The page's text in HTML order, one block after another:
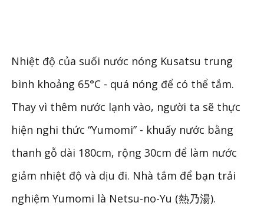
Nhiệt độ của suối nước nóng Kusatsu trung
bình khoảng 65°C - quá nóng để có thể tắm.
Thay vì thêm nước lạnh vào, người ta sẽ thực
hiện nghi thức “Yumomi” - khuấy nước bằng
thanh gỗ dài 180cm, rộng 30cm để làm nước
giảm nhiệt độ và dịu đi. Nhà tắm để bạn trải
nghiệm Yumomi là Netsu-no-Yu (熱乃湯).